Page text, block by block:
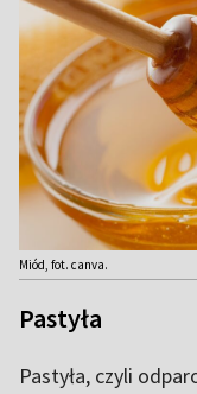
Miód, fot. canva.
Pastyła
Pastyła, czyli